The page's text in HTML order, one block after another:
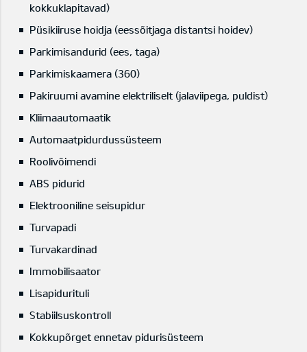
kokkuklapitavad)
Püsikiiruse hoidja (eessõitjaga distantsi hoidev)
Parkimisandurid (ees, taga)
Parkimiskaamera (360)
Pakiruumi avamine elektriliselt (jalaviipega, puldist)
Kliimaautomaatik
Automaatpidurdussüsteem
Roolivõimendi
ABS pidurid
Elektrooniline seisupidur
Turvapadi
Turvakardinad
Immobilisaator
Lisapidurituli
Stabiilsuskontroll
Kokkupõrget ennetav pidurisüsteem